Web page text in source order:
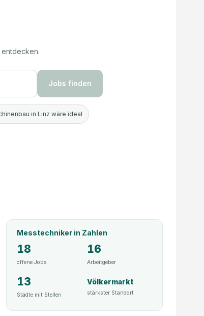
Jobs finden
in Linz wäre ideal
Messtechnikerin Zahlen
18
offene Jobs
16
Arbeitgeber
13
Städte mit Stellen
Völkermarkt
stärkster Standort